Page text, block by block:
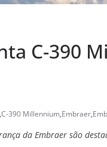
C-390
,C-390 Millennium,Embraer,
da Embraer são